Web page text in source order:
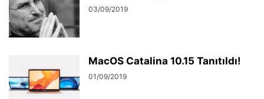
03/09/2019
MacOS Catalina 10.15 Tanıtıldı!
01/09/2019